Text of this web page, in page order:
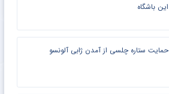
این باشگاه
حمایت ستاره چلسی از آمدن ژابی آلونسو